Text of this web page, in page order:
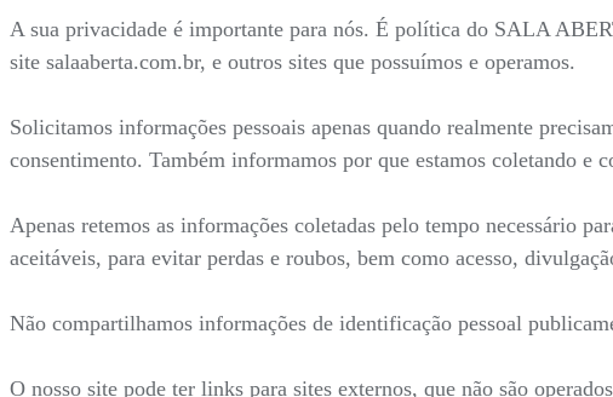
A sua privacidade é importante para nós. É política do SALA
site salaaberta.com.br, e outros sites que possuímos e operamos.
Solicitamos informações pessoais apenas quando realmente
consentimento. Também informamos por que estamos coletando e
Apenas retemos as informações coletadas pelo tempo necessário
aceitáveis, para evitar perdas e roubos, bem como acesso,
Não compartilhamos informações de identificação pessoal
O nosso site pode ter links para sites externos, que não são